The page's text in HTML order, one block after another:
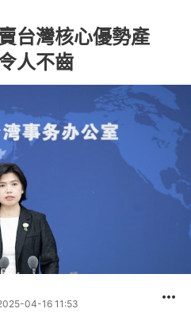
台灣核心優勢產
人不齒
04-16 11:53